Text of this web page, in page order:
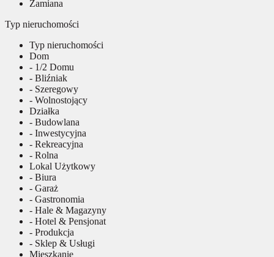
Zamiana
Typ nieruchomości
Typ nieruchomości
Dom
- 1/2 Domu
- Bliźniak
- Szeregowy
- Wolnostojący
Działka
- Budowlana
- Inwestycyjna
- Rekreacyjna
- Rolna
Lokal Użytkowy
- Biura
- Garaż
- Gastronomia
- Hale & Magazyny
- Hotel & Pensjonat
- Produkcja
- Sklep & Usługi
Mieszkanie